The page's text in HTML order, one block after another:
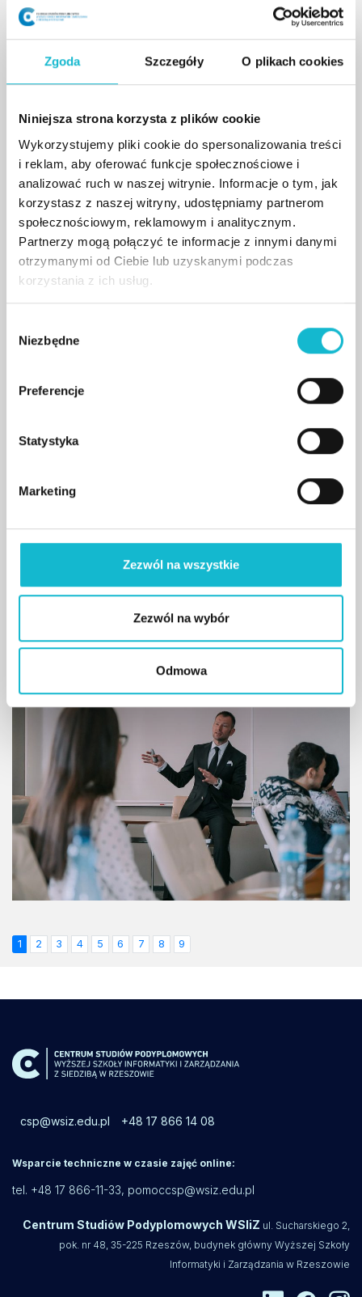
Zgoda Szczegóły O plikach cookies
Niniejsza strona korzysta z plików cookie
Wykorzystujemy pliki cookie do spersonalizowania treści
i reklam, aby oferować funkcje społecznościowe i
analizować ruch w naszej witrynie. Informacje o tym, jak
korzystasz z naszej witryny, udostępniamy partnerom
społecznościowym, reklamowym i analitycznym.
Partnerzy mogą połączyć te informacje z innymi danymi
otrzymanymi od Ciebie lub uzyskanymi podczas
korzystania z ich usług.
Niezbędne
Preferencje
Statystyka
Marketing
Zezwól na wszystkie
Zezwól na wybór
Odmowa
Słuchacze studiów podyplomowych „Doradztwo
studyjną w Phoenix Contact E-Mobility Sp. z o.o.
w Rzeszowie.
czytaj więcej
Podpisaliśmy umowę
Rusza międzynarodowy program „Business
czytaj więcej
1 2 3 4 5 6 7 8 9
csp@wsiz.edu.pl +48 17 866 14 08
Wsparcie techniczne w czasie zajęć online:
tel. +48 17 866-11-33, pomoccsp@wsiz.edu.pl
Centrum Studiów Podyplomowych WSIiZ ul. Sucharskiego 2,
pok. nr 48, 35-225 Rzeszów, budynek główny Wyższej Szkoły
Informatyki i Zarządzania w Rzeszowie